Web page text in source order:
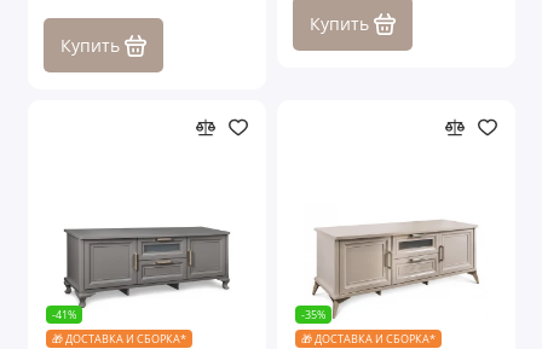
Купить
Купить
-41%
🎁 ДОСТАВКА И СБОРКА*
-35%
🎁 ДОСТАВКА И СБОРКА*